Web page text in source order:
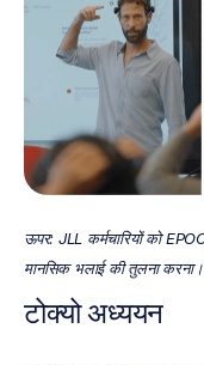
ऊपर: JLL कर्मचारियों को
मानसिक भलाई की तुलना करना।
टोक्यो अध्ययन